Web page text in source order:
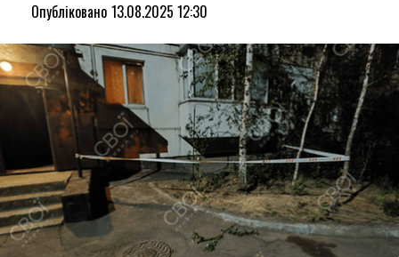
Опубліковано 13.08.2025 12:30